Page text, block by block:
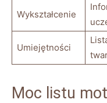
Wykształcenie
Umiejętności
Moc listu